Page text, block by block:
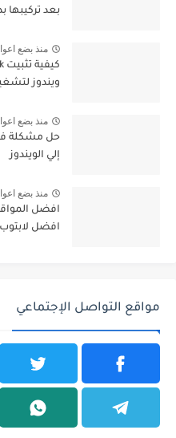
بعد تركيبها
منذ بضع
ويندوز
منذ بضع
حل مشكلة
إلي الويندوز
منذ بضع
افضل
افضل لابتوب
مواقع التواصل الإجتماعي